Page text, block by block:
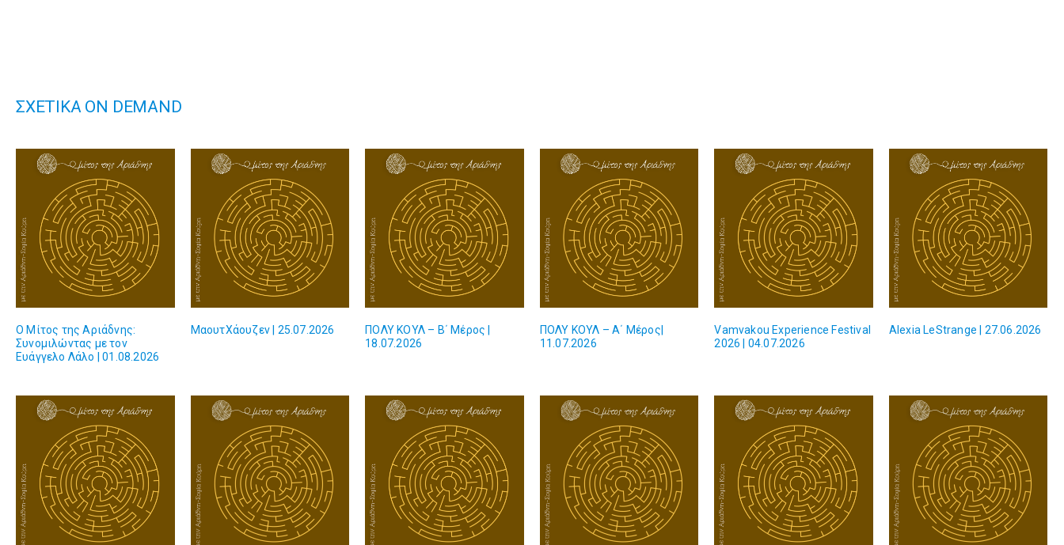
ΣΧΕΤΙΚΑ ON DEMAND
Ο Μίτος της Αριάδνης:
Συνομιλώντας με τον
Ευάγγελο Λάλο | 01.08.2026
ΜαουτΧάουζεν | 25.07.2026
ΠΟΛΥ ΚΟΥΛ – Β΄ Μέρος |
18.07.2026
ΠΟΛΥ ΚΟΥΛ – Α΄ Μέρος|
11.07.2026
Vamvakou Experience Festival
2026 | 04.07.2026
Alexia LeStrange | 27.06.2026